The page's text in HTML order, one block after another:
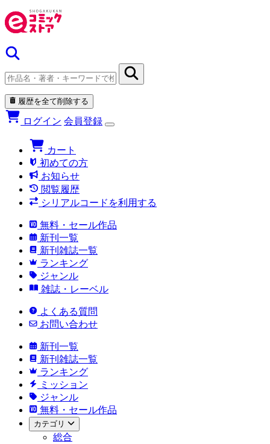
履歴を全て削除する
ログイン 会員登録
カート
初めての方
お知らせ
閲覧履歴
シリアルコードを利用する
無料・セール作品
新刊一覧
新刊雑誌一覧
ランキング
ジャンル
雑誌・レーベル
よくある質問
お問い合わせ
新刊一覧
新刊雑誌一覧
ランキング
ミッション
ジャンル
無料・セール作品
カテゴリ
総合